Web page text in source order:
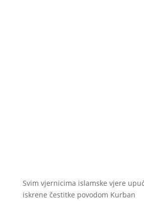
Svim vjernicima islamske vjere
iskrene čestitke povodom Kurban